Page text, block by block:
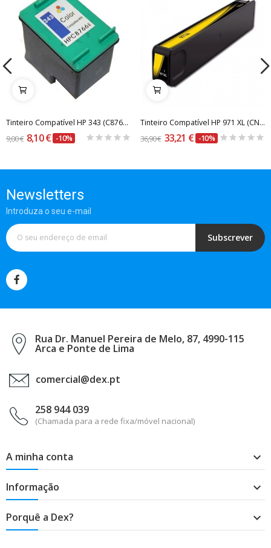
Tinteiro Compatível HP 343 (C8766EE) Tricolor
9,00 € 8,10 € -10%
Tinteiro Compatível HP 971 XL (CN628AE) Amarelo
36,90 € 33,21 € -10%
Newsletters
Introduza o seu e-mail
Subscrever
Rua Dr. Manuel Pereira de Melo, 87, 4990-115
Arca e Ponte de Lima
comercial@dex.pt
258 944 039
(Chamada para a rede fixa/móvel nacional)
A minha conta 
Informação 
Porquê a Dex? 